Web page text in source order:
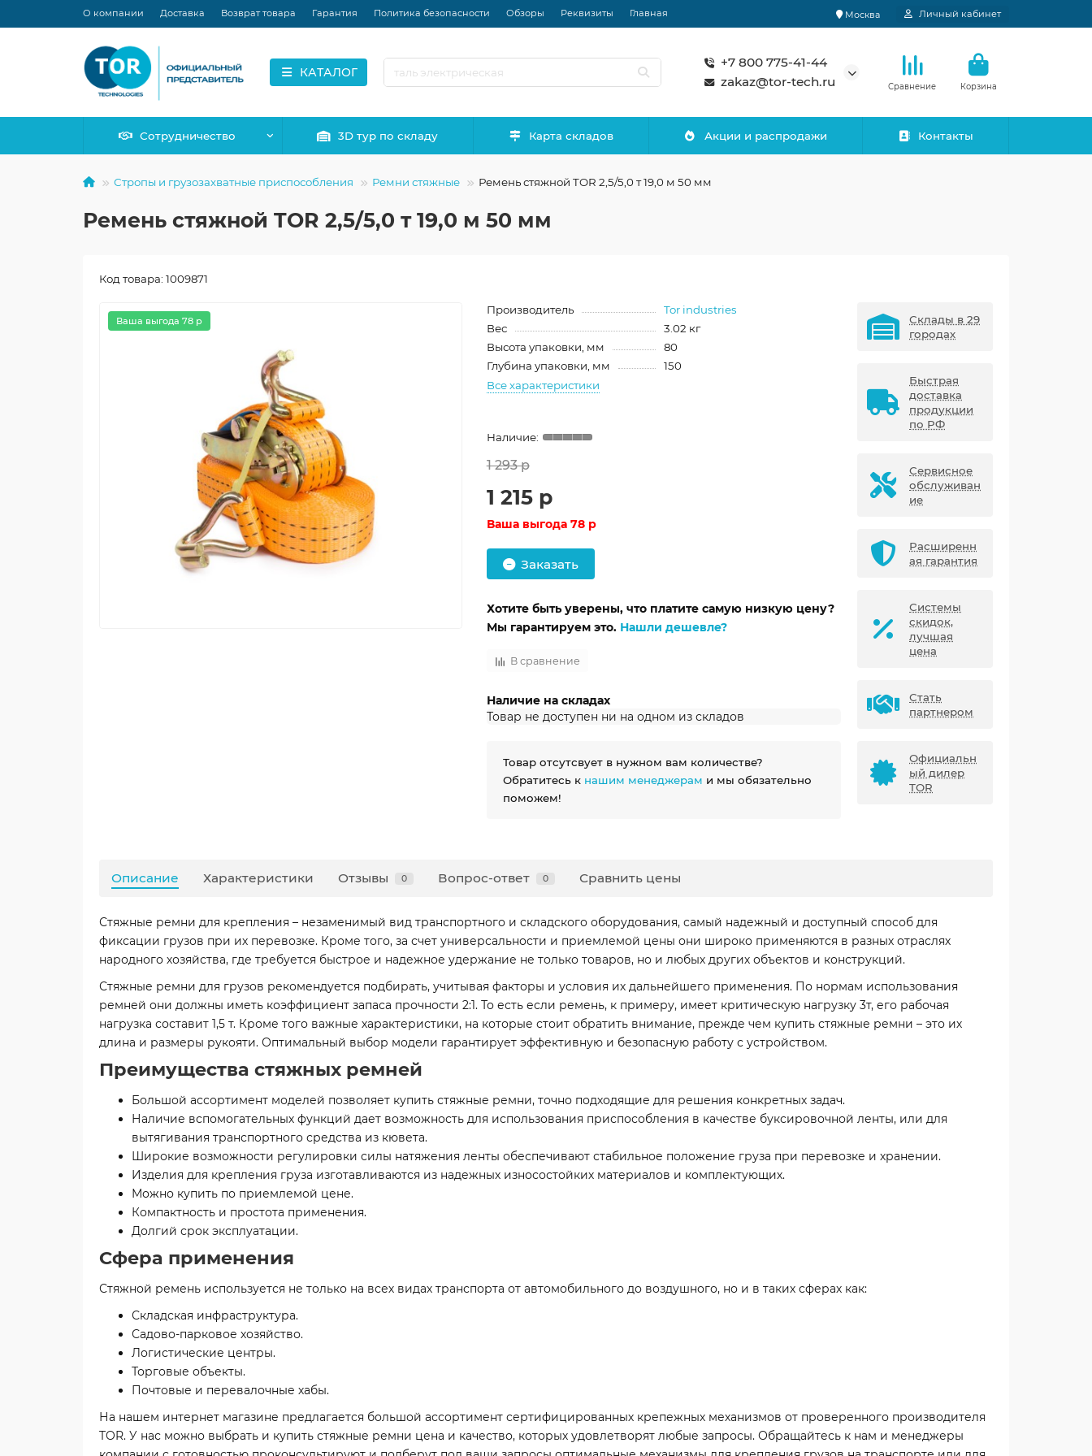
О компании Доставка Возврат товара Гарантия Политика безопасности Обзоры Реквизиты Главная Москва Личный кабинет
КАТАЛОГ
+7 800 775-41-44
zakaz@tor-tech.ru
Сравнение Корзина
Сотрудничество 3D тур по складу Карта складов Акции и распродажи Контакты
Стропы и грузозахватные приспособления Ремни стяжные Ремень стяжной TOR 2,5/5,0 т 19,0 м 50 мм
Ремень стяжной TOR 2,5/5,0 т 19,0 м 50 мм
Код товара: 1009871
Ваша выгода 78 р
Производитель
Tor industries
Вес
3.02 кг
Высота упаковки, мм
80
Глубина упаковки, мм
150
Все характеристики
1 293 р
1 215 р
Ваша выгода 78 р
Заказать
Хотите быть уверены, что платите самую низкую цену?
Мы гарантируем это. Нашли дешевле?
В сравнение
Наличие на складах
Товар не доступен ни на одном из складов
Товар отсутсвует в нужном вам количестве?
Обратитесь к нашим менеджерам и мы обязательно
поможем!
Склады в 29
городах
Быстрая
доставка
продукции
по РФ
Сервисное
обслуживан
ие
Расширенн
ая гарантия
Системы
скидок,
лучшая
цена
Стать
партнером
Официальн
ый дилер
TOR
Описание Характеристики Отзывы 0 Вопрос-ответ 0 Сравнить цены
Стяжные ремни для крепления – незаменимый вид транспортного и складского оборудования, самый надежный и доступный способ для
фиксации грузов при их перевозке. Кроме того, за счет универсальности и приемлемой цены они широко применяются в разных отраслях
народного хозяйства, где требуется быстрое и надежное удержание не только товаров, но и любых других объектов и конструкций.
Стяжные ремни для грузов рекомендуется подбирать, учитывая факторы и условия их дальнейшего применения. По нормам использования
ремней они должны иметь коэффициент запаса прочности 2:1. То есть если ремень, к примеру, имеет критическую нагрузку 3т, его рабочая
нагрузка составит 1,5 т. Кроме того важные характеристики, на которые стоит обратить внимание, прежде чем купить стяжные ремни – это их
длина и размеры рукояти. Оптимальный выбор модели гарантирует эффективную и безопасную работу с устройством.
Преимущества стяжных ремней
Большой ассортимент моделей позволяет купить стяжные ремни, точно подходящие для решения конкретных задач.
Наличие вспомогательных функций дает возможность для использования приспособления в качестве буксировочной ленты, или для
вытягивания транспортного средства из кювета.
Широкие возможности регулировки силы натяжения ленты обеспечивают стабильное положение груза при перевозке и хранении.
Изделия для крепления груза изготавливаются из надежных износостойких материалов и комплектующих.
Можно купить по приемлемой цене.
Компактность и простота применения.
Долгий срок эксплуатации.
Сфера применения
Стяжной ремень используется не только на всех видах транспорта от автомобильного до воздушного, но и в таких сферах как:
Складская инфраструктура.
Садово-парковое хозяйство.
Логистические центры.
Торговые объекты.
Почтовые и перевалочные хабы.
На нашем интернет магазине предлагается большой ассортимент сертифицированных крепежных механизмов от проверенного производителя
TOR. У нас можно выбрать и купить стяжные ремни цена и качество, которых удовлетворят любые запросы. Обращайтесь к нам и менеджеры